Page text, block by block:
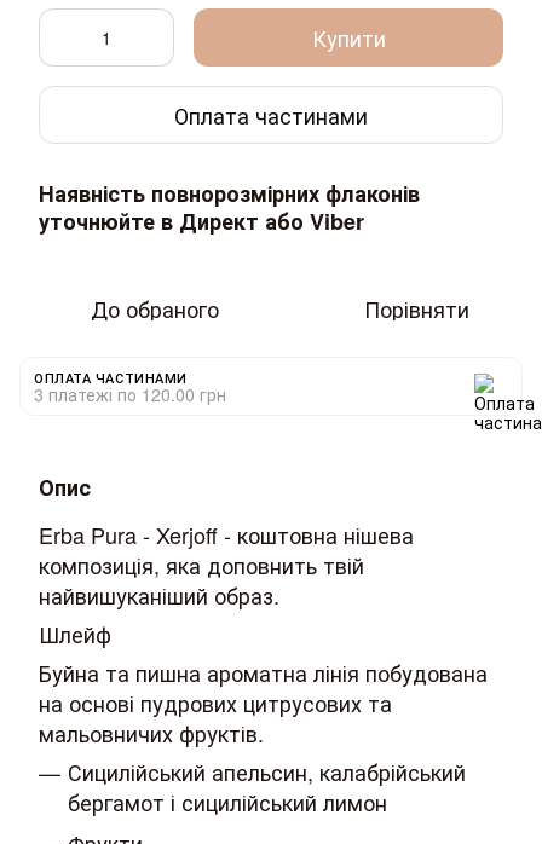
Купити
Оплата частинами
Наявність повнорозмірних флаконів
уточнюйте в Директ або Viber
До обраного Порівняти
ОПЛАТА ЧАСТИНАМИ
3 платежі по 120.00 грн
Опис
Erba Pura - Xerjoff - коштовна нішева
композиція, яка доповнить твій
найвишуканіший образ.
Шлейф
Буйна та пишна ароматна лінія побудована
на основі пудрових цитрусових та
мальовничих фруктів.
Сицилійський апельсин, калабрійський
бергамот і сицилійський лимон